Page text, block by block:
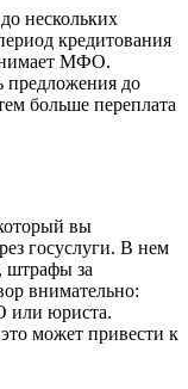
нескольких
кредитования
МФО.
предложения до
больше переплата
вы
госуслуги. В нем
штрафы за
внимательно:
или юриста.
может привести к